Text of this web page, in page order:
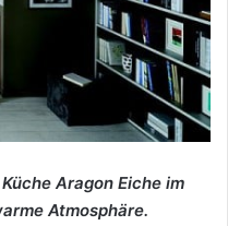
Aragon Eiche im
Atmosphäre.